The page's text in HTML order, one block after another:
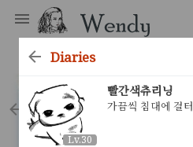
Lv.30
diaries
diaries
Lv.30
빨간색츄리닝
가끔씩 침대에 걸